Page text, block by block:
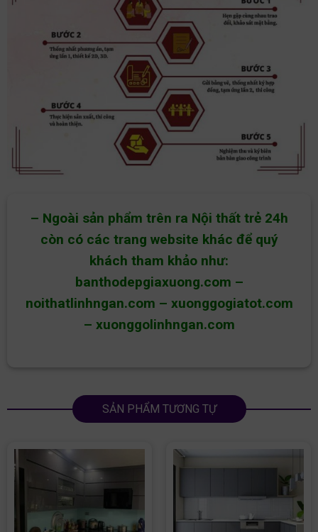
– Ngoài sản phẩm trên ra Nội thất trẻ 24h
còn có các trang website khác để quý
khách tham khảo như:
banthodepgiaxuong.com –
noithatlinhngan.com – xuonggogiatot.com
– xuonggolinhngan.com
SẢN PHẨM TƯƠNG TỰ